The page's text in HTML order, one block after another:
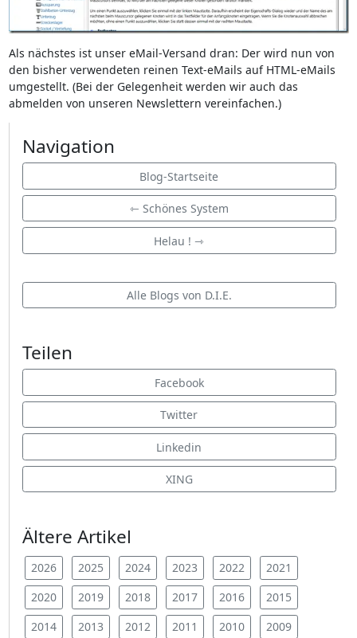
Als nächstes ist unser eMail-Versand dran: Der wird nun von
den bisher verwendeten reinen Text-eMails auf HTML-eMails
umgestellt. (Bei der Gelegenheit werden wir auch das
abmelden von unseren Newslettern vereinfachen.)
Navigation
Blog-Startseite
⇽ Schönes System
Helau ! ⇾
Alle Blogs von D.I.E.
Teilen
Facebook
Twitter
Linkedin
XING
Ältere Artikel
2026 2025 2024 2023 2022
2021
2020
2019 2018 2017 2016
2015
2014
2013 2012 2011 2010 2009